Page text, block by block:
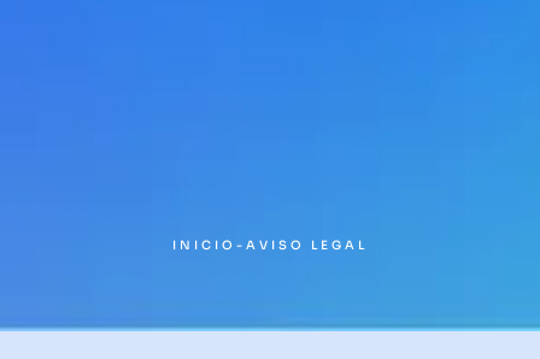
INICIO - AVISO LEGAL